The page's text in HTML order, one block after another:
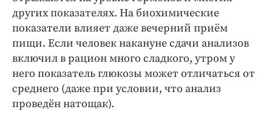
других показателях. На биохимические
показатели влияет даже вечерний приём
пищи. Если человек накануне сдачи анализов
включил в рацион много сладкого, утром у
него показатель глюкозы может отличаться от
среднего (даже при условии, что анализ
проведён натощак).